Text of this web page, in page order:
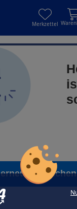
Merkzettel
erneut versuchen